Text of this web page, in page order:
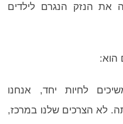
את הנזק הנגרם לילדים
הוא:
לחיות יחד, אנחנו
לא הצרכים שלנו במרכז,